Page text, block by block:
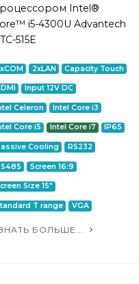
Intel®
i5-4300U Advantech
515E
2xLAN Capacity Touch
Input 12V DC
Celeron Intel Core i3
Core i5 Intel Core i7 IP65
Cooling RS232
Screen 16:9
Size 15"
T range VGA
БОЛЬШЕ...